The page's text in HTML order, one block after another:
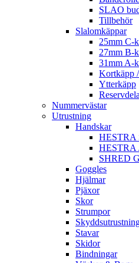
SLAO
Tillbehör
Slalomkäppar
25mm C-
27mm B-
31mm A-
Kortkäpp
Ytterkäpp
Nummervästar
Utrustning
Handskar
HESTRA
HESTRA
SHRED
Goggles
Hjälmar
Pjäxor
Skor
Strumpor
Stavar
Skidor
Bindningar